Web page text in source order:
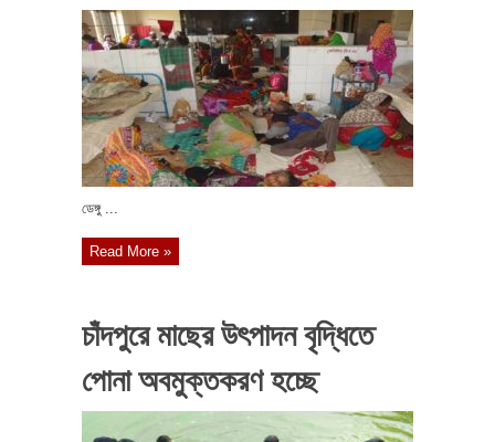
ডেঙ্গু ...
Read More »
চাঁদপুরে মাছের উৎপাদন বৃদ্ধিতে
পোনা অবমুক্তকরণ হচ্ছে